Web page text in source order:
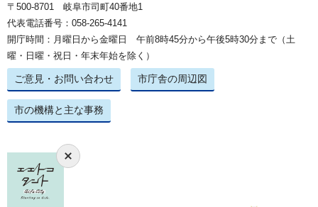
〒500-8701 岐阜市司町40番地1
代表電話番号：058-265-4141
開庁時間：月曜日から金曜日 午前8時45分から午後5時30分まで（土
曜・日曜・祝日・年末年始を除く）
ご意見・お問い合わせ 市庁舎の周辺図
市の機構と主な事務